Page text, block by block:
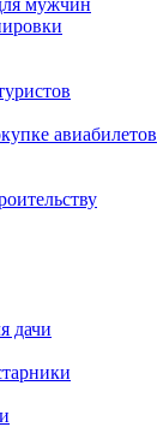
мужчин
авиабилетов
дачи